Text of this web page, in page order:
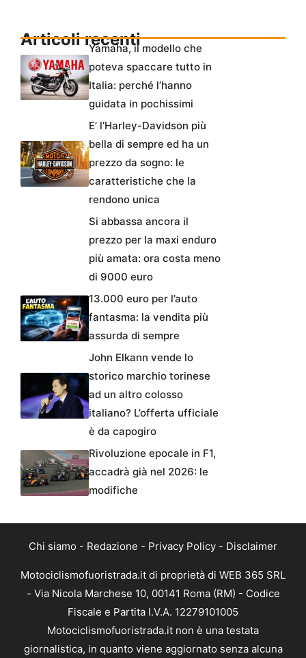
Articoli recentiYamaha, il modello che
poteva spaccare tutto in
Italia: perché l’hanno
guidata in pochissimi
E’ l’Harley-Davidson più
bella di sempre ed ha un
prezzo da sogno: le
caratteristiche che la
rendono unica
Si abbassa ancora il
prezzo per la maxi enduro
più amata: ora costa meno
di 9000 euro
13.000 euro per l’auto
fantasma: la vendita più
assurda di sempre
John Elkann vende lo
storico marchio torinese
ad un altro colosso
italiano? L’offerta ufficiale
è da capogiro
Rivoluzione epocale in F1,
accadrà già nel 2026: le
modifiche
Chi siamo - Redazione - Privacy Policy - Disclaimer
Motociclismofuoristrada.it di proprietà di WEB 365 SRL
- Via Nicola Marchese 10, 00141 Roma (RM) - Codice
Fiscale e Partita I.V.A. 12279101005
Motociclismofuoristrada.it non è una testata
giornalistica, in quanto viene aggiornato senza alcuna